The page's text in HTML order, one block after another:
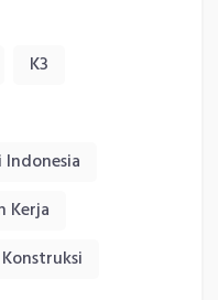
K3
Indonesia
Kerja